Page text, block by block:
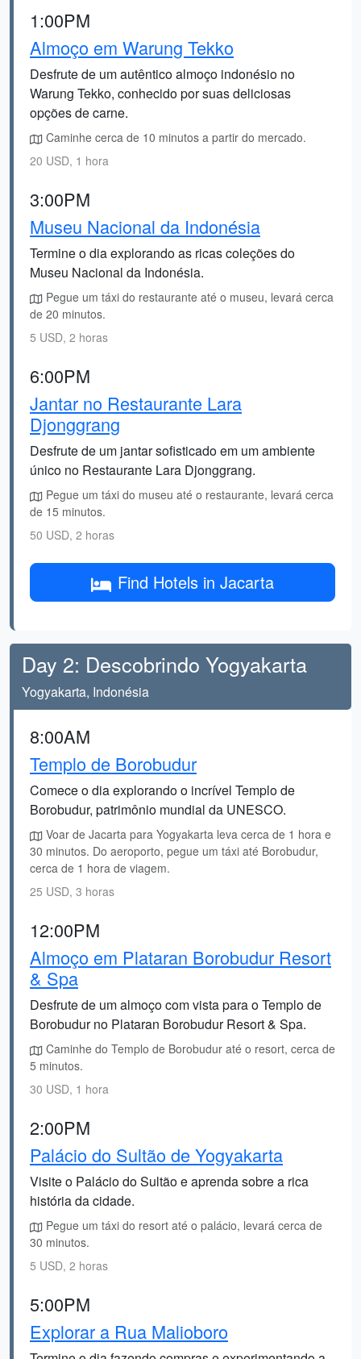
1:00PM
Almoço em Warung Tekko
Desfrute de um autêntico almoço indonésio no
Warung Tekko, conhecido por suas deliciosas
opções de carne.
Caminhe cerca de 10 minutos a partir do mercado.
20 USD, 1 hora
3:00PM
Museu Nacional da Indonésia
Termine o dia explorando as ricas coleções do
Museu Nacional da Indonésia.
Pegue um táxi do restaurante até o museu, levará cerca
de 20 minutos.
5 USD, 2 horas
6:00PM
Jantar no Restaurante Lara
Djonggrang
Desfrute de um jantar sofisticado em um ambiente
único no Restaurante Lara Djonggrang.
Pegue um táxi do museu até o restaurante, levará cerca
de 15 minutos.
50 USD, 2 horas
Find Hotels in Jacarta
Day 2: Descobrindo Yogyakarta
Yogyakarta, Indonésia
8:00AM
Templo de Borobudur
Comece o dia explorando o incrível Templo de
Borobudur, patrimônio mundial da UNESCO.
Voar de Jacarta para Yogyakarta leva cerca de 1 hora e
30 minutos. Do aeroporto, pegue um táxi até Borobudur,
cerca de 1 hora de viagem.
25 USD, 3 horas
12:00PM
Almoço em Plataran Borobudur Resort
& Spa
Desfrute de um almoço com vista para o Templo de
Borobudur no Plataran Borobudur Resort & Spa.
Caminhe do Templo de Borobudur até o resort, cerca de
5 minutos.
30 USD, 1 hora
2:00PM
Palácio do Sultão de Yogyakarta
Visite o Palácio do Sultão e aprenda sobre a rica
história da cidade.
Pegue um táxi do resort até o palácio, levará cerca de
30 minutos.
5 USD, 2 horas
5:00PM
Explorar a Rua Malioboro